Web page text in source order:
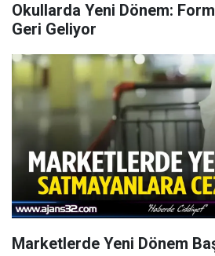
Okullarda Yeni Dönem:
Geri Geliyor
Marketlerde Yeni Dönem